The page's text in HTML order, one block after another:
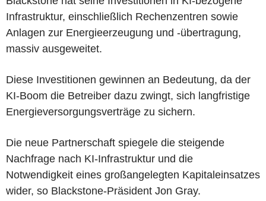
Infrastruktur, einschließlich Rechenzentren sowie
Anlagen zur Energieerzeugung und -übertragung,
massiv ausgeweitet.
Diese Investitionen gewinnen an Bedeutung, da der
KI-Boom die Betreiber dazu zwingt, sich langfristige
Energieversorgungsverträge zu sichern.
Die neue Partnerschaft spiegele die steigende
Nachfrage nach KI-Infrastruktur und die
Notwendigkeit eines großangelegten Kapitaleinsatzes
wider, so Blackstone-Präsident Jon Gray.